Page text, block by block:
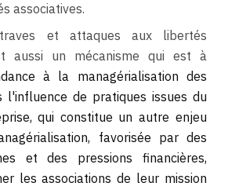
associatives.
et attaques aux libertés
aussi un mécanisme qui est à
à la managérialisation des
l'influence de pratiques issues du
qui constitue un autre enjeu
favorisée par des
et des pressions financières,
les associations de leur mission